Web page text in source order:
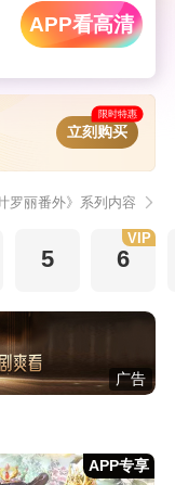
APP看高清
限时特惠
立刻购买
罗丽番外》系列内容
5 6
VIP
广告
APP专享